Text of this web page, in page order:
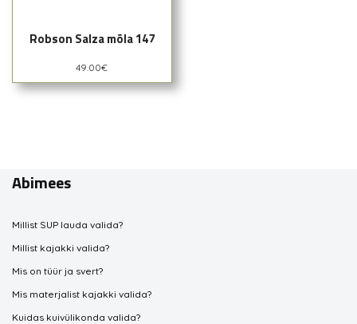
Robson Salza mõla 147
49.00€
Abimees
Millist SUP lauda valida?
Millist kajakki valida?
Mis on tüür ja svert?
Mis materjalist kajakki valida?
Kuidas kuivülikonda valida?